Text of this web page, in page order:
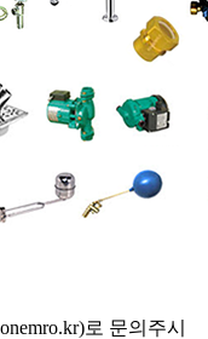
로 문의주시